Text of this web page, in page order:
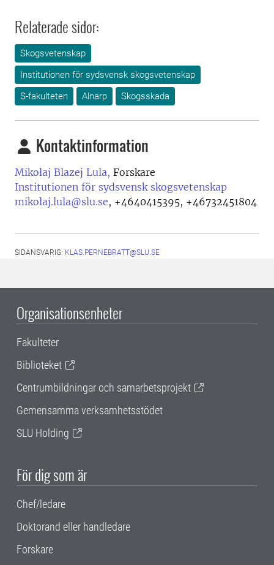
Relaterade sidor:
Skogsvetenskap
Institutionen för sydsvensk skogsvetenskap
S-fakulteten
Alnarp Skogsskada
Kontaktinformation
Mikolaj Blazej Lula, Forskare
Institutionen för sydsvensk skogsvetenskap
mikolaj.lula@slu.se, +4640415395, +46732451804
SIDANSVARIG: KLAS.PERNEBRATT@SLU.SE
Organisationsenheter
Fakulteter
Biblioteket
Centrumbildningar och samarbetsprojekt
Gemensamma verksamhetsstödet
SLU Holding
För dig som är
Chef/ledare
Doktorand eller handledare
Forskare